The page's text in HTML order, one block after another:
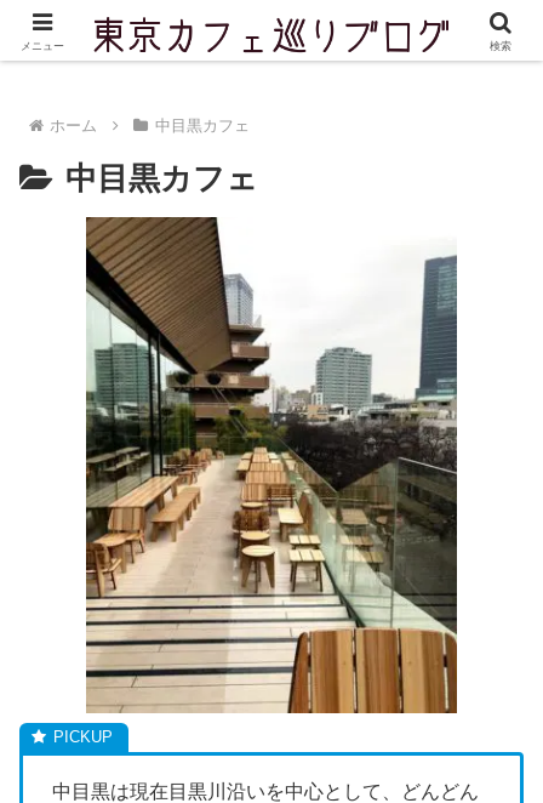
東京を中心に実際に訪問したカフェをご紹介しています
ホーム 中目黒カフェ
中目黒カフェ
中目黒は現在目黒川沿いを中心として、どんどん
メニュー 検索